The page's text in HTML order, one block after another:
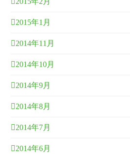
2015年1月
2014年11月
2014年10月
2014年9月
2014年8月
2014年7月
2014年6月